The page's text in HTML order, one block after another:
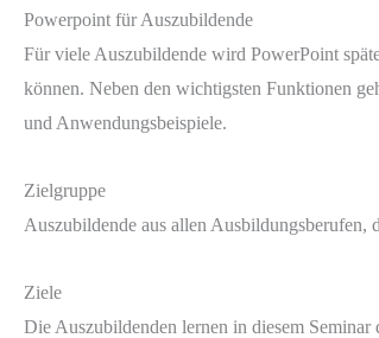
Powerpoint für Auszubildende
Für viele Auszubildende wird PowerPoint
können. Neben den wichtigsten Funktionen
und Anwendungsbeispiele.
Zielgruppe
Auszubildende aus allen Ausbildungsberufen,
Ziele
Die Auszubildenden lernen in diesem